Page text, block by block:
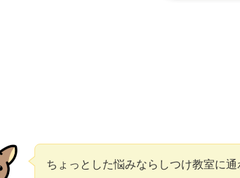
ちょっとした悩みならしつけ教室に